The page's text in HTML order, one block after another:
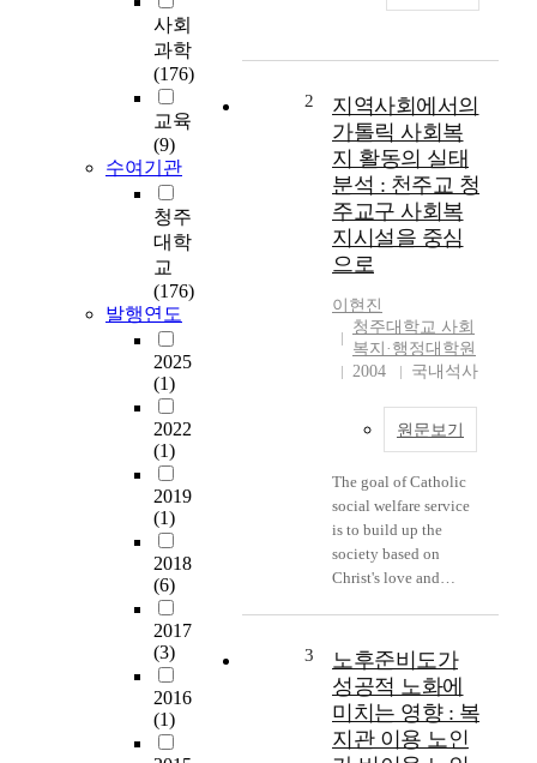
사회
과학
(176)
교육
(9)
수여기관
청주
대학
교
(176)
발행연도
2025
(1)
2022
(1)
2019
(1)
2018
(6)
2017
(3)
2016
(1)
2
지역사회에서의
가톨릭 사회복
지 활동의 실태
분석 : 천주교 청
주교구 사회복
지시설을 중심
으로
이현진
청주대학교 사회
복지·행정대학원
2004
국내석사
원문보기
The goal of Catholic
social welfare service
is to build up the
society based on
Christ's love and
poor, the sufferer and
the alienated, could
live a humanlike life,
which is given from
Cod, in the human
3
노후준비도가
성공적 노화에
미치는 영향 : 복
지관 이용 노인